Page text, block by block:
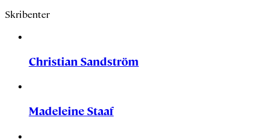
Skribenter
Christian Sandström
Madeleine Staaf